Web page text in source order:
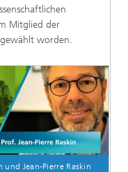
Mitglied der
worden.
Jean-Pierre Raskin